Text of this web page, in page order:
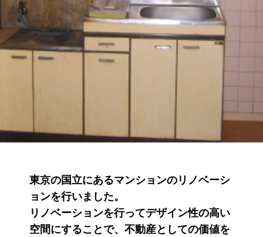
東京の国立にあるマンションのリノベーシ
ョンを行いました。
リノベーションを行ってデザイン性の高い
空間にすることで、不動産としての価値を